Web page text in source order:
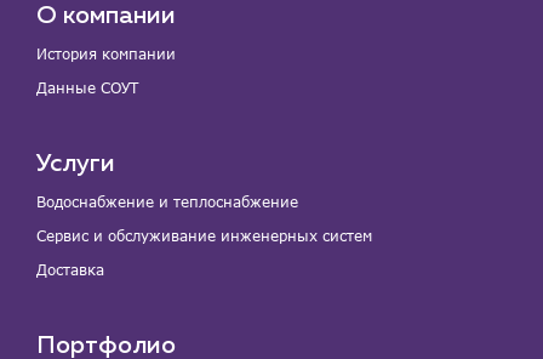
О компании
История компании
Данные СОУТ
Услуги
Водоснабжение и теплоснабжение
Сервис и обслуживание инженерных систем
Доставка
Портфолио